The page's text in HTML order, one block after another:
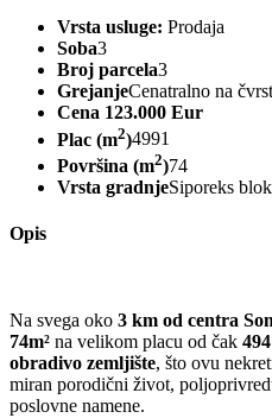
Vrsta usluge: Prodaja
Soba3
Broj parcela3
GrejanjeCenatralno na
Cena 123.000 Eur
Plac (m2)4991
Površina (m2)74
Vrsta gradnjeSiporeks blok
Opis
Na svega oko 3 km od centra
74m² na velikom placu od čak
obradivo zemljište, što ovu
miran porodični život,
poslovne namene.